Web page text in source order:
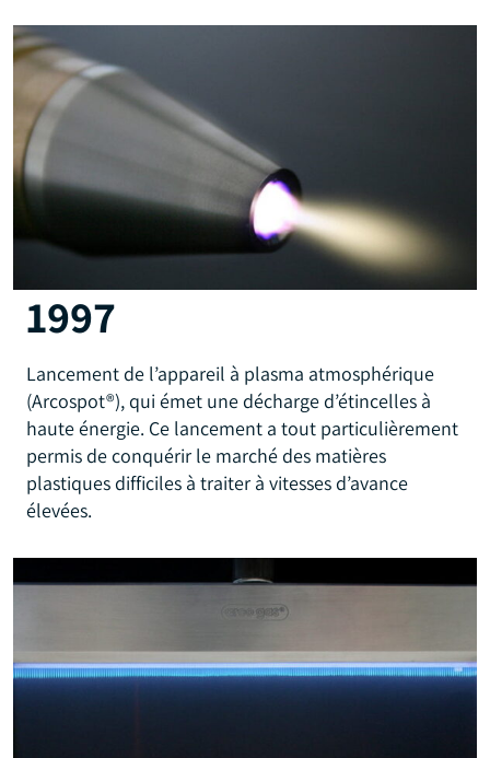
1997
Lancement de l’appareil à plasma atmosphérique
(Arcospot®), qui émet une décharge d’étincelles à
haute énergie. Ce lancement a tout particulièrement
permis de conquérir le marché des matières
plastiques difficiles à traiter à vitesses d’avance
élevées.